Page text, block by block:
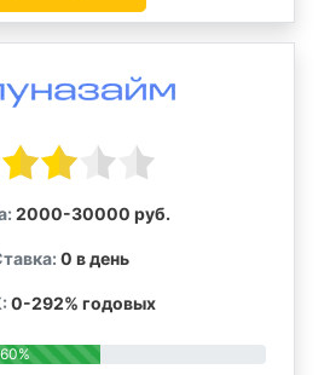
2000-30000 руб.
0 в день
0-292% годовых